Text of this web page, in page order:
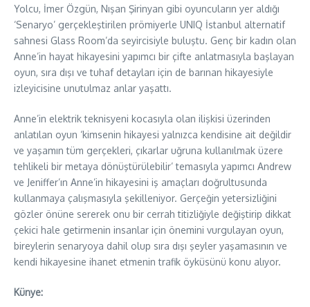
Yolcu, İmer Özgün, Nışan Şirinyan gibi oyuncuların yer aldığı
‘Senaryo’ gerçekleştirilen prömiyerle UNIQ İstanbul alternatif
sahnesi Glass Room’da seyircisiyle buluştu. Genç bir kadın olan
Anne’in hayat hikayesini yapımcı bir çifte anlatmasıyla başlayan
oyun, sıra dışı ve tuhaf detayları için de barınan hikayesiyle
izleyicisine unutulmaz anlar yaşattı.
Anne’in elektrik teknisyeni kocasıyla olan ilişkisi üzerinden
anlatılan oyun ‘kimsenin hikayesi yalnızca kendisine ait değildir
ve yaşamın tüm gerçekleri, çıkarlar uğruna kullanılmak üzere
tehlikeli bir metaya dönüştürülebilir’ temasıyla yapımcı Andrew
ve Jeniffer’ın Anne’in hikayesini iş amaçları doğrultusunda
kullanmaya çalışmasıyla şekilleniyor. Gerçeğin yetersizliğini
gözler önüne sererek onu bir cerrah titizliğiyle değiştirip dikkat
çekici hale getirmenin insanlar için önemini vurgulayan oyun,
bireylerin senaryoya dahil olup sıra dışı şeyler yaşamasının ve
kendi hikayesine ihanet etmenin trafik öyküsünü konu alıyor.
Künye: